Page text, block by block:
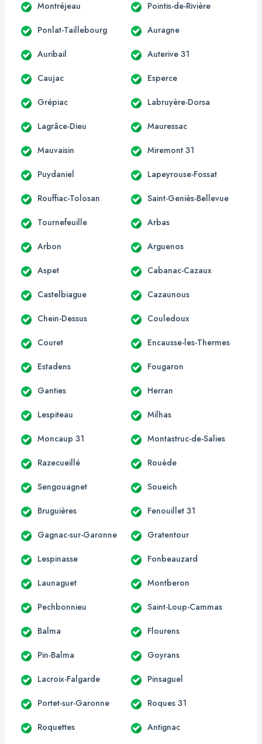
Montréjeau Pointis-de-Rivière
Ponlat-Taillebourg Auragne
Auribail Auterive 31
Caujac Esperce
Grépiac Labruyère-Dorsa
Lagrâce-Dieu Mauressac
Mauvaisin Miremont 31
Puydaniel Lapeyrouse-Fossat
Rouffiac-Tolosan Saint-Geniès-Bellevue
Tournefeuille Arbas
Arbon Arguenos
Aspet Cabanac-Cazaux
Castelbiague Cazaunous
Chein-Dessus Couledoux
Couret Encausse-les-Thermes
Estadens Fougaron
Ganties Herran
Lespiteau Milhas
Moncaup 31 Montastruc-de-Salies
Razecueillé Rouède
Sengouagnet Soueich
Bruguières Fenouillet 31
Gagnac-sur-Garonne Gratentour
Lespinasse Fonbeauzard
Launaguet Montberon
Pechbonnieu Saint-Loup-Cammas
Balma Flourens
Pin-Balma Goyrans
Lacroix-Falgarde Pinsaguel
Portet-sur-Garonne Roques 31
Roquettes Antignac